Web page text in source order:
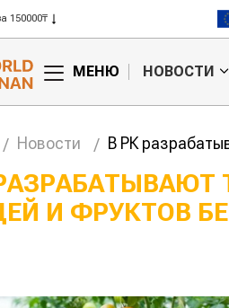
3 класс 125000₸
МЕНЮ НОВОСТИ
Новости В РК
И ФРУКТОВ
Казахстанское